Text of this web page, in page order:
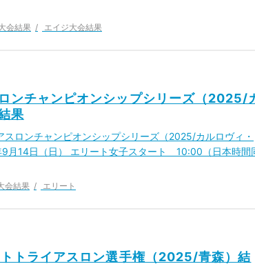
会結果 エイジ大会結果
ンチャンピオンシップシリーズ（2025/
果
スロンチャンピオンシップシリーズ（2025/カルロヴィ・
月14日（日） エリート女子スタート 10:00（日本時間
会結果 エリート
トライアスロン選手権（2025/青森）結